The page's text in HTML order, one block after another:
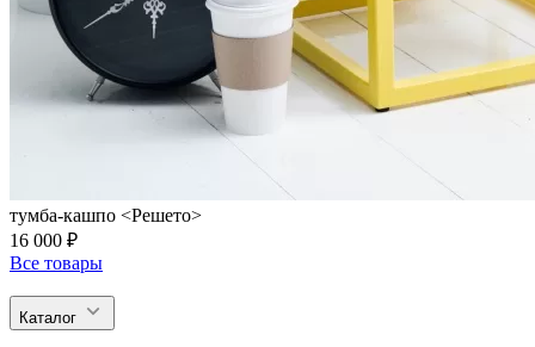
тумба-кашпо <Решето>
16 000 ₽
Все товары
Каталог